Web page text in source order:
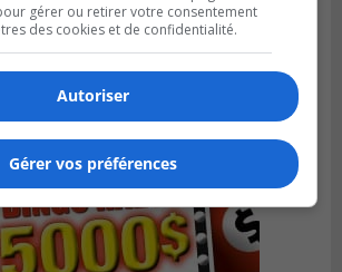
gérer ou retirer votre consentement
des cookies et de confidentialité.
Autoriser
Gérer vos préférences